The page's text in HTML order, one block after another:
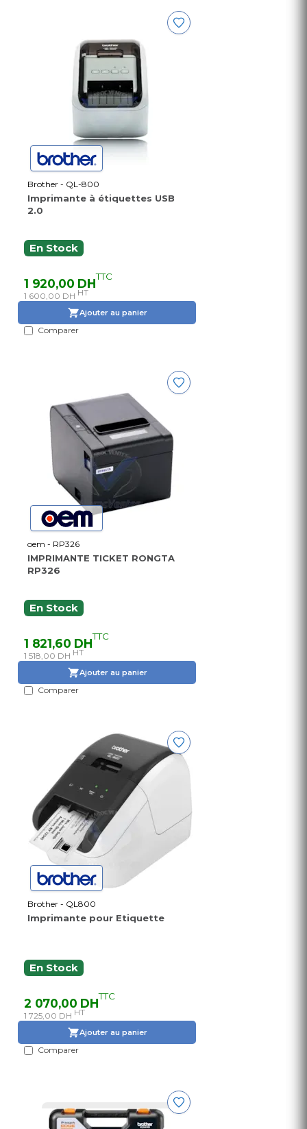
Brother - QL-800
Imprimante à étiquettes USB
2.0
En Stock
1 920,00 DHTTC
1 600,00 DH HT
Ajouter au panier
Comparer
oem - RP326
IMPRIMANTE TICKET RONGTA
RP326
En Stock
1 821,60 DHTTC
1 518,00 DH HT
Ajouter au panier
Comparer
Brother - QL800
Imprimante pour Etiquette
En Stock
2 070,00 DHTTC
1 725,00 DH HT
Ajouter au panier
Comparer